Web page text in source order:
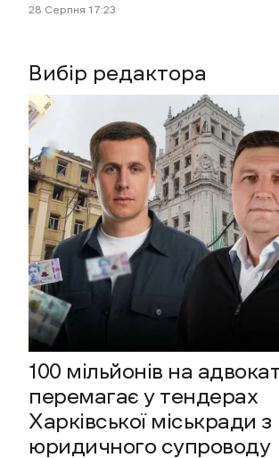
Вибір редактора
100 мільйонів на
перемагає у тендерах
Харківської міськради з
юридичного супроводу
28 Cерпня 17:23